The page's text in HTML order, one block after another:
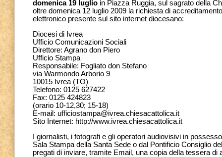
domenica 19 luglio in Piazza Ruggia, sul sagrato della
oltre domenica 12 luglio 2009 la richiesta di
elettronico presente sul sito internet diocesano:
Diocesi di Ivrea
Ufficio Comunicazioni Sociali
Direttore: Agrano don Piero
Ufficio Stampa
Responsabile: Fogliato don Stefano
via Warmondo Arborio 9
10015 Ivrea (TO)
Telefono: 0125 627422
Fax: 0125 424823
(orario 10-12,30; 15-18)
E-mail: ufficiostampa@ivrea.chiesacattolica.it
Sito Internet: http://www.ivrea.chiesacattolica.it
I giornalisti, i fotografi e gli operatori audiovisivi in
Sala Stampa della Santa Sede o dal Pontificio Consiglio
pregati di inviare, tramite Email, una copia della tessera di